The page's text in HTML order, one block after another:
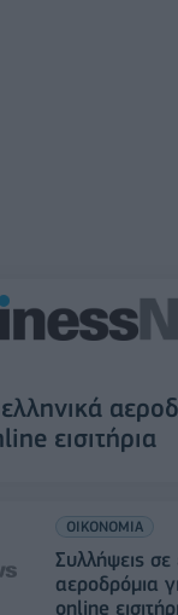
εισιτήρια
ΟΙΚΟΝΟΜΙΑ
Συλλήψεις σε
αεροδρόμια
online